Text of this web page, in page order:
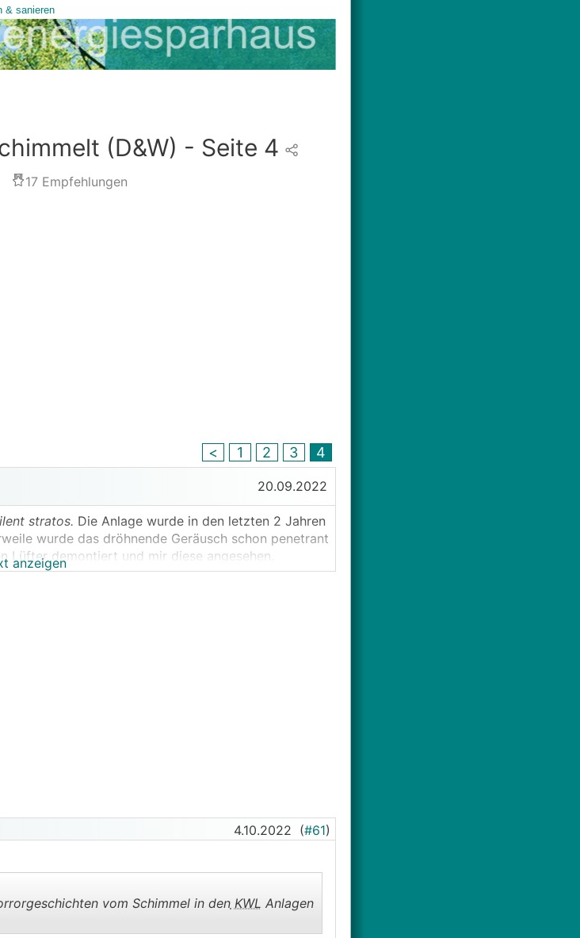
(D&W) - Seite 4
17Empfehlungen
< 1 2 3 4
20.09.2022
stratos. Die Anlage wurde in den letzten 2 Jahren
wurde das dröhnende Geräusch schon penetrant
Lüfter demontiert und mir diese angesehen.
anzeigen
4.10.2022 (#61)
vom Schimmel in denKWL Anlagen